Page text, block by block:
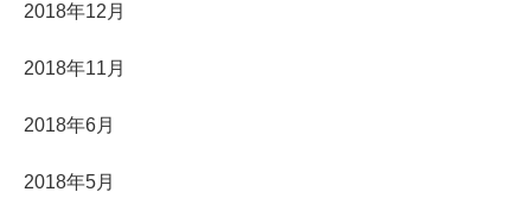
2018年12月
2018年11月
2018年6月
2018年5月